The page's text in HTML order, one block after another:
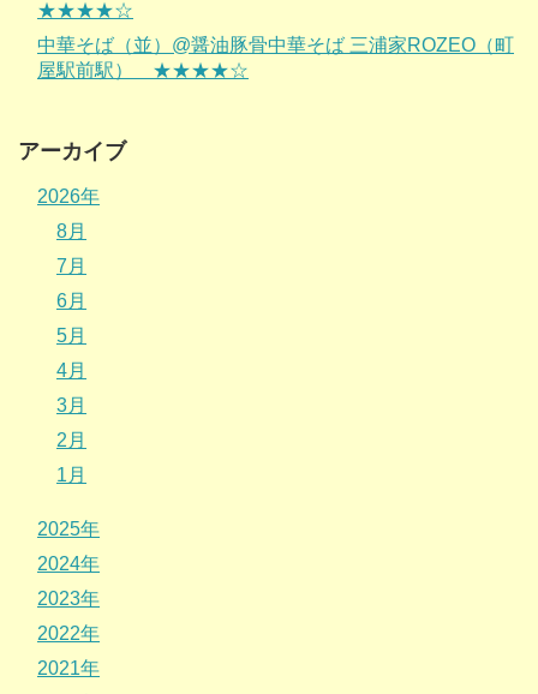
★★★★☆
中華そば（並）@醤油豚骨中華そば 三浦家ROZEO（町
屋駅前駅） ★★★★☆
アーカイブ
2026年
8月
7月
6月
5月
4月
3月
2月
1月
2025年
2024年
2023年
2022年
2021年